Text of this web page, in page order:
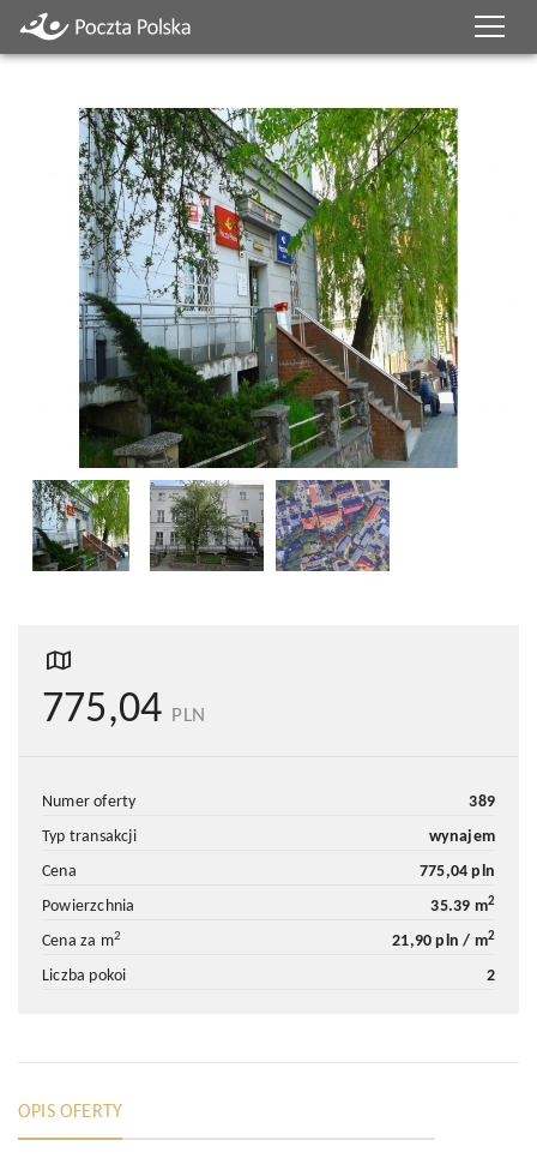
775,04 PLN
numer oferty
389
typ transakcji
wynajem
cena
775,04 pln
powierzchnia
35.39 m2
cena za m2 21,90 pln / m2
liczba pokoi 2
OPIS OFERTY